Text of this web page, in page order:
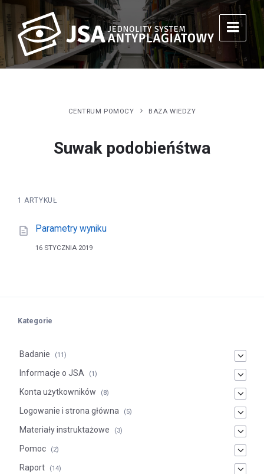
CENTRUM POMOCY BAZA WIEDZY
Suwak podobieńśtwa
1 ARTYKUŁ
Parametry wyniku
16 STYCZNIA 2019
Kategorie
Badanie (11)
Informacje o JSA (1)
Konta użytkowników (8)
Logowanie i strona główna (5)
Materiały instruktażowe (3)
Pomoc (2)
Raport (14)